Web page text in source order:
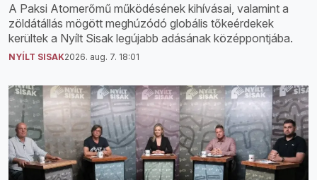
A Paksi Atomerőmű működésének kihívásai, valamint a
zöldátállás mögött meghúzódó globális tőkeérdekek
kerültek a Nyílt Sisak legújabb adásának középpontjába.
NYÍLT SISAK2026. aug. 7. 18:01